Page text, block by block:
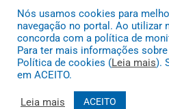
Conheça oPNTP e oRadar da
Nós usamos cookies para
navegação no portal. Ao utilizar
concorda com a política de
Para ter mais informações
Política de cookies (Leia mais).
em ACEITO.
Leia mais ACEITO